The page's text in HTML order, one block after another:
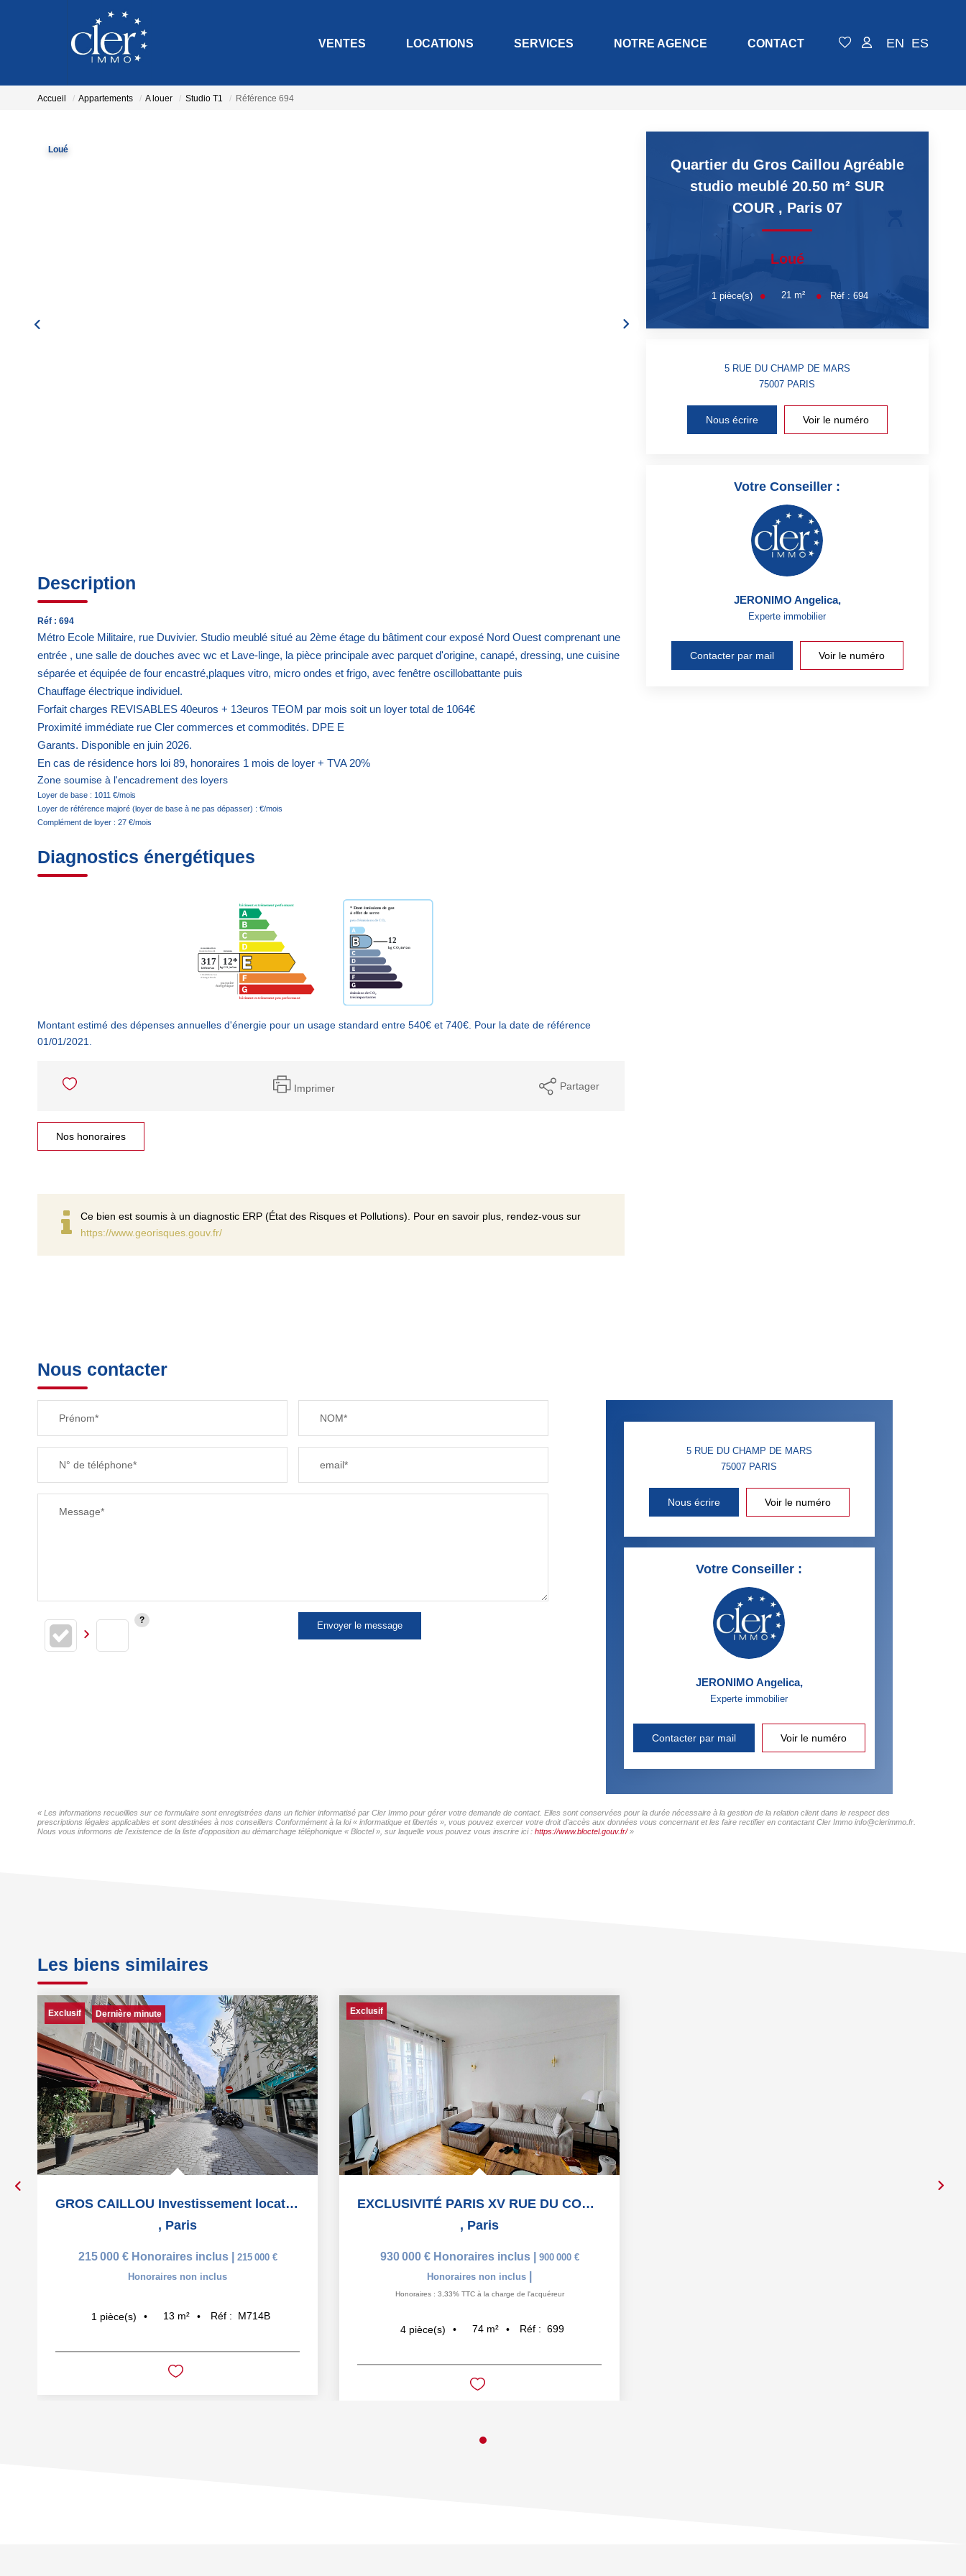
VENTES LOCATIONS SERVICES NOTRE AGENCE CONTACT EN ES
Accueil Appartements A louer Studio T1 Référence 694
Loué
Description
Réf : 694
Métro Ecole Militaire, rue Duvivier. Studio meublé situé au 2ème étage du bâtiment cour exposé Nord Ouest comprenant une
entrée , une salle de douches avec wc et Lave-linge, la pièce principale avec parquet d'origine, canapé, dressing, une cuisine
séparée et équipée de four encastré,plaques vitro, micro ondes et frigo, avec fenêtre oscillobattante puis
Chauffage électrique individuel.
Forfait charges REVISABLES 40euros + 13euros TEOM par mois soit un loyer total de 1064€
Proximité immédiate rue Cler commerces et commodités. DPE E
Garants. Disponible en juin 2026.
En cas de résidence hors loi 89, honoraires 1 mois de loyer + TVA 20%
Zone soumise à l'encadrement des loyers
Loyer de base : 1011 €/mois
Loyer de référence majoré (loyer de base à ne pas dépasser) : €/mois
Complément de loyer : 27 €/mois
Diagnostics énergétiques
Montant estimé des dépenses annuelles d'énergie pour un usage standard entre 540€ et 740€. Pour la date de référence
01/01/2021.
Imprimer Partager
Nos honoraires
Ce bien est soumis à un diagnostic ERP (État des Risques et Pollutions). Pour en savoir plus, rendez-vous sur
https://www.georisques.gouv.fr/
Quartier du Gros Caillou Agréable
studio meublé 20.50 m² SUR
COUR , Paris 07
Loué
1pièce(s) 21m² Réf :694
5 RUE DU CHAMP DE MARS
75007 PARIS
Nous écrire Voir le numéro
Votre Conseiller :
JERONIMO Angelica,
Experte immobilier
Contacter par mail Voir le numéro
Nous contacter
Prénom* NOM*
N° de téléphone* email*
Message*
Envoyer le message
5 RUE DU CHAMP DE MARS
75007 PARIS
Nous écrire Voir le numéro
Votre Conseiller :
JERONIMO Angelica,
Experte immobilier
Contacter par mail Voir le numéro
« Les informations recueillies sur ce formulaire sont enregistrées dans un fichier informatisé par Cler Immo pour gérer votre demande de contact. Elles sont conservées pour la durée nécessaire à la gestion de la relation client dans le respect des
prescriptions légales applicables et sont destinées à nos conseillers Conformément à la loi « informatique et libertés », vous pouvez exercer votre droit d'accès aux données vous concernant et les faire rectifier en contactant Cler Immo info@clerimmo.fr.
Nous vous informons de l'existence de la liste d'opposition au démarchage téléphonique « Bloctel », sur laquelle vous pouvez vous inscrire ici : https://www.bloctel.gouv.fr/»
Les biens similaires
Exclusif Dernière minute
GROS CAILLOU Investissement locatif Pied-à-terre Parisien...
, Paris
215 000 € Honoraires inclus
215 000 €
Honoraires non inclus
1 pièce(s) 13 m² Réf : M714B
Exclusif
EXCLUSIVITÉ PARIS XV RUE DU COMMERCE APPARTEMENT FAMILIAL...
, Paris
930 000 € Honoraires inclus
900 000 €
Honoraires non inclus
Honoraires : 3,33% TTC à la charge de l'acquéreur
4 pièce(s) 74 m² Réf : 699